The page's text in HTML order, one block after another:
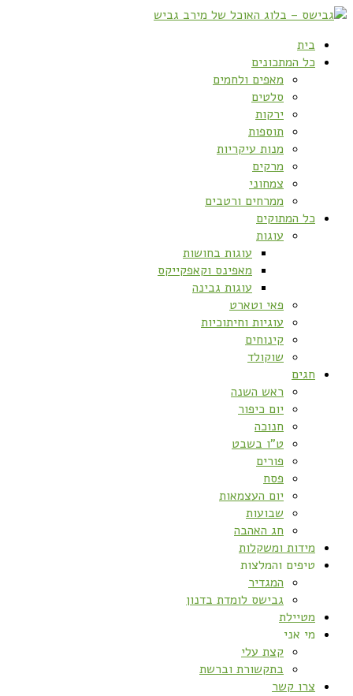
בית
כל המתכונים
מאפים ולחמים
סלטים
ירקות
תוספות
מנות עיקריות
מרקים
צמחוני
ממרחים ורטבים
כל המתוקים
עוגות
עוגות בחושות
מאפינס וקאפקייקס
עוגות גבינה
פאי וטארט
עוגיות וחיתוכיות
קינוחים
שוקולד
חגים
ראש השנה
יום כיפור
חנוכה
ט”ו בשבט
פורים
פסח
יום העצמאות
שבועות
חג האהבה
מידות ומשקלות
טיפים והמלצות
המגדיר
גבישס לומדת בדנון
מטיילת
מי אני
קצת עלי
בתקשורת וברשת
צרו קשר